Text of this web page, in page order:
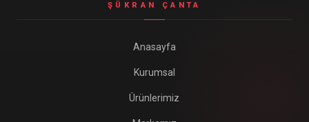
ŞÜKRAN ÇANTA
Anasayfa
Kurumsal
Ürünlerimiz